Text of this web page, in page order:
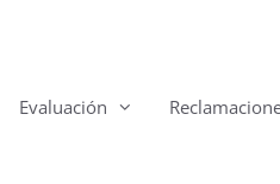
Evaluación